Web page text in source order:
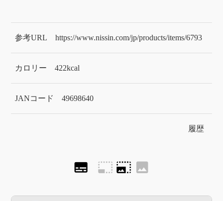
参考URL https://www.nissin.com/jp/products/items/6793
カロリー 422kcal
JANコード 49698640
履歴
subtitles photo_size_select_small photo_size_select_large image